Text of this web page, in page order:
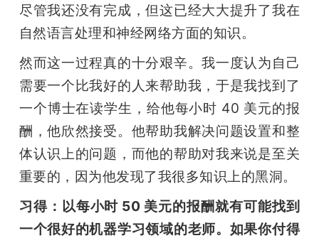
尽管我还没有完成，但这已经大大提升了我在
自然语言处理和神经网络方面的知识。
然而这一过程真的十分艰辛。我一度认为自己
需要一个比我好的人来帮助我，于是我找到了
一个博士在读学生，给他每小时 40 美元的报
酬，他欣然接受。他帮助我解决问题设置和整
体认识上的问题，而他的帮助对我来说是至关
重要的，因为他发现了我很多知识上的黑洞。
习得：以每小时 50 美元的报酬就有可能找到
一个很好的机器学习领域的老师。如果你付得